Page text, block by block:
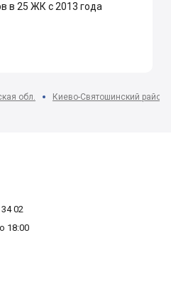
в 25 ЖК с 2013 года
обл. Киево-Святошинский район
02
18:00